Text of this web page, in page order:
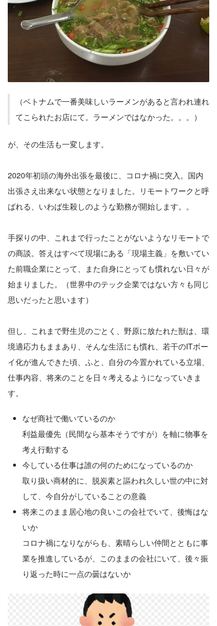
（ベトナムで一番美味しいラーメンがあると言われ連れ
てこられたお店にて。ラーメンではなかった。。。）
が、その生活も一変します。
2020年初頭の海外出張を最後に、コロナ禍に突入。国内
出張さえ出来ない状態となりました。リモートワークと呼
ばれる、いわば生殺しのような勤務が開始します。。
手探りの中、これまで行ったことがないようなリモートで
の商談。答えはすべて現場にある「現場主義」を敷いてい
た前職企業にとって、また自身にとっても慣れない日々が
始まりました。（世界中のテック企業ではない方々も同じ
思いだったと思います）
但し、これまで野生児のごとく、野原に放たれた獣は、環
境適応力もままあり、そんな生活にも慣れ、若干のITボー
イ化が進んできた頃、ふと、自分の今置かれている立場、
仕事内容、将来のことを日々考えるようになっていきま
す。
なぜ商社で働いているのか
利益最優先（民間なら基本そうですが）を軸に物事を
考え行動する
今している仕事は誰の何のためになっているのか
取り扱い商材的に、脱炭素と謳われ久しい世の中に対
して、今自分がしていることの意義
将来このまま居心地の良いこの会社でいて、後悔はな
いか
コロナ禍になりながらも、素晴らしい仲間とともに事
業を推進しているが、このままの会社にいて、後々振
り返った時に一点の曇はないか